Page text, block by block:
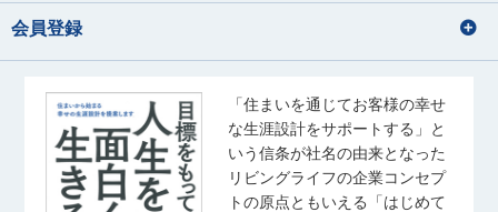
会員登録
「住まいを通じてお客様の幸せ
な生涯設計をサポートする」と
いう信条が社名の由来となった
リビングライフの企業コンセプ
トの原点ともいえる「はじめて